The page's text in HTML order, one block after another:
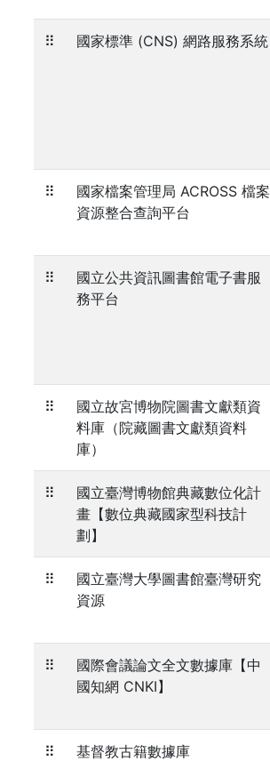
⠿ 國家標準 (CNS) 網路服務系統
⠿
國家檔案管理局 ACROSS 檔案
資源整合查詢平台
⠿
國立公共資訊圖書館電子書服
務平台
⠿
國立故宮博物院圖書文獻類資
料庫（院藏圖書文獻類資料
庫）
⠿
國立臺灣博物館典藏數位化計
畫【數位典藏國家型科技計
劃】
⠿
國立臺灣大學圖書館臺灣研究
資源
⠿
國際會議論文全文數據庫【中
國知網 CNKI】
⠿ 基督教古籍數據庫